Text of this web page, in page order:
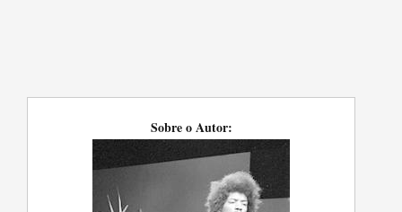
Sobre o Autor: